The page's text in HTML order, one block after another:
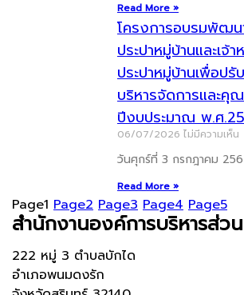
Read More »
โครงการอบรมพัฒ
ประปาหมู่บ้านและเจ้
ประปาหมู่บ้านเพื่อป
บริหารจัดการและคุ
ปีงบประมาณ พ.ศ
06/07/2026 ไม่มีความเห็น
วันศุกร์ที่ 3 กรกฎาคม 256
Read More »
Page1 Page2 Page3 Page4 Page5
สำนักงานองค์การบริหารส่ว
222 หมู่ 3 ตำบลบักได
อำเภอพนมดงรัก